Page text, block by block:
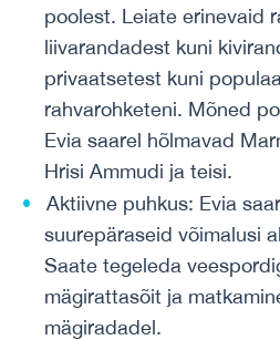
poolest. Leiate erinevaid
liivarandadest kuni
privaatsetest kuni
rahvarohketeni. Mõned
Evia saarel hõlmavad
Hrisi Ammudi ja teisi.
Aktiivne puhkus: Evia
suurepäraseid võimalusi
Saate tegeleda
mägirattasõit ja
mägiradadel.